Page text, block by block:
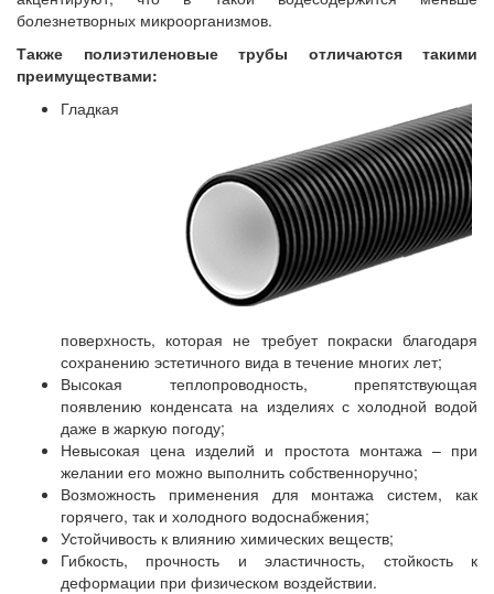
болезнетворных микроорганизмов.
Также полиэтиленовые трубы отличаются такими
преимуществами:
Гладкая
поверхность, которая не требует покраски благодаря
сохранению эстетичного вида в течение многих лет;
Высокая теплопроводность, препятствующая
появлению конденсата на изделиях с холодной водой
даже в жаркую погоду;
Невысокая цена изделий и простота монтажа – при
желании его можно выполнить собственноручно;
Возможность применения для монтажа систем, как
горячего, так и холодного водоснабжения;
Устойчивость к влиянию химических веществ;
Гибкость, прочность и эластичность, стойкость к
деформации при физическом воздействии.